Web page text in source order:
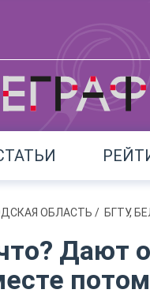
ОБЛАСТЬ / БГТУ,
Дают